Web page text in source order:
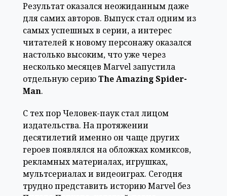
Результат оказался неожиданным даже
для самих авторов. Выпуск стал одним из
самых успешных в серии, а интерес
читателей к новому персонажу оказался
настолько высоким, что уже через
несколько месяцев Marvel запустила
отдельную сериюThe Amazing Spider-
Man.
С тех пор Человек-паук стал лицом
издательства. На протяжении
десятилетий именно он чаще других
героев появлялся на обложках комиксов,
рекламных материалах, игрушках,
мультсериалах и видеоиграх. Сегодня
трудно представить историю Marvel без